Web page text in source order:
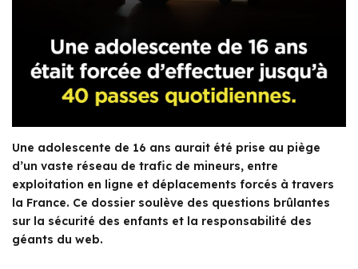
Une adolescente de 16 ans aurait été prise au piège
d’un vaste réseau de trafic de mineurs, entre
exploitation en ligne et déplacements forcés à travers
la France. Ce dossier soulève des questions brûlantes
sur la sécurité des enfants et la responsabilité des
géants du web.